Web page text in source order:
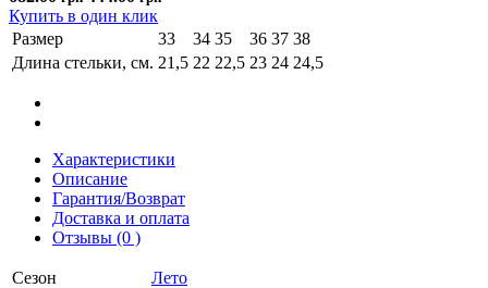
Купить в один клик
Размер
33 34 35 36 37 38
Длина стельки, см. 21,5 22 22,5 23 24 24,5
Характеристики
Описание
Гарантия/Возврат
Доставка и оплата
Отзывы (0 )
Сезон
Лето